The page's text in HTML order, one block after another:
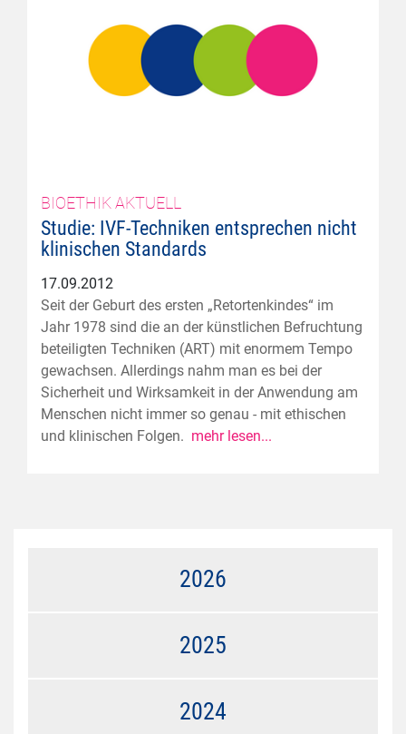
BIOETHIK AKTUELL
Studie: IVF-Techniken entsprechen nicht
klinischen Standards
17.09.2012
Seit der Geburt des ersten „Retortenkindes“ im
Jahr 1978 sind die an der künstlichen Befruchtung
beteiligten Techniken (ART) mit enormem Tempo
gewachsen. Allerdings nahm man es bei der
Sicherheit und Wirksamkeit in der Anwendung am
Menschen nicht immer so genau - mit ethischen
und klinischen Folgen. mehr lesen...
2026
2025
2024